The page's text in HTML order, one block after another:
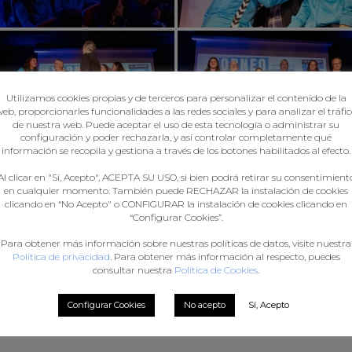
◄ 2
Utilizamos cookies propias y de terceros para personalizar el contenido de la
proporcionarles funcionalidades a las redes sociales y para analizar el
de nuestra web. Puede aceptar el uso de esta tecnología o administrar su
configuración y poder rechazarla, y así controlar completamente qué
información se recopila y gestiona a través de los botones habilitados al efecto.
clicar en "Sí, Acepto", ACEPTA SU USO, si bien podrá retirar su
en cualquier momento. También puede RECHAZAR la instalación de cookies
clicando en “No Acepto" o CONFIGURAR la instalación de cookies clicando en
“Configurar Cookies”.
Para obtener más información sobre nuestras políticas de datos, visite nuestra
Política de privacidad. Para obtener más información al respecto, puedes
consultar nuestra Política de Cookies.
Configurar Cookies No acepto Sí, Acepto